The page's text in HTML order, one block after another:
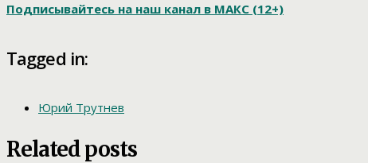
Подписывайтесь на наш канал в МАКС (12+)
Tagged in:
Юрий Трутнев
Related posts